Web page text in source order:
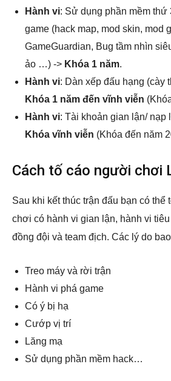
Hành vi: Sử dụng phần mềm thứ
game (hack map, mod skin, mod
GameGuardian, Bug tầm nhìn
ảo …) -> Khóa 1 năm.
Hành vi: Dàn xếp đấu hạng (cày
Khóa 1 năm đến vĩnh viễn
Hành vi: Tài khoản gian lận/ nạp
Khóa vĩnh viễn (Khóa đến năm
Cách tố cáo người chơi
Sau khi kết thúc trận đấu bạn có
chơi có hành vi gian lận, hành vi
đồng đội và team địch. Các lý do
Treo máy và rời trận
Hành vi phá game
Có ý bị hạ
Cướp vị trí
Lăng mạ
Sử dụng phần mềm hack…